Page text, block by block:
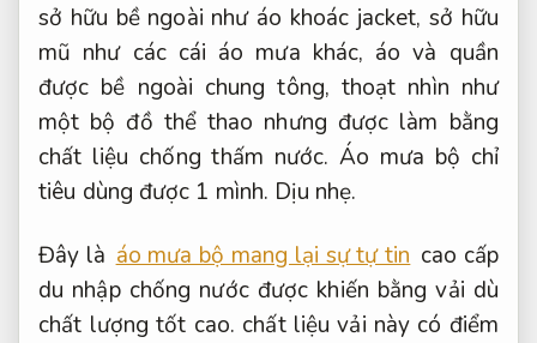
sở hữu bề ngoài như áo khoác jacket, sở hữu
mũ như các cái áo mưa khác, áo và quần
được bề ngoài chung tông, thoạt nhìn như
một bộ đồ thể thao nhưng được làm bằng
chất liệu chống thấm nước. Áo mưa bộ chỉ
tiêu dùng được 1 mình. Dịu nhẹ.
Đây là áo mưa bộ mang lại sự tự tin cao cấp
du nhập chống nước được khiến bằng vải dù
chất lượng tốt cao. chất liệu vải này có điểm